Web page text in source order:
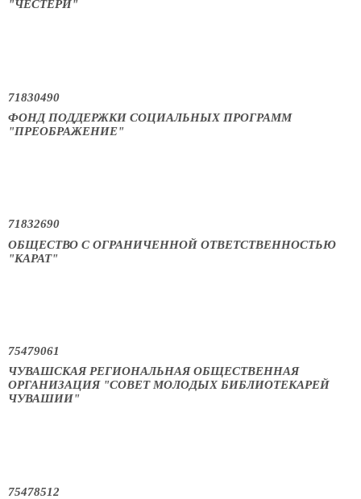
"ЧЕСТЕРИ"
71830490
ФОНД ПОДДЕРЖКИ СОЦИАЛЬНЫХ ПРОГРАММ
"ПРЕОБРАЖЕНИЕ"
71832690
ОБЩЕСТВО С ОГРАНИЧЕННОЙ ОТВЕТСТВЕННОСТЬЮ
"КАРАТ"
75479061
ЧУВАШСКАЯ РЕГИОНАЛЬНАЯ ОБЩЕСТВЕННАЯ
ОРГАНИЗАЦИЯ "СОВЕТ МОЛОДЫХ БИБЛИОТЕКАРЕЙ
ЧУВАШИИ"
75478512